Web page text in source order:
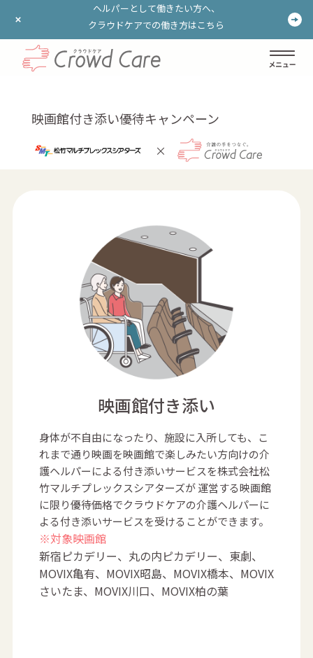
ヘルパーとして働きたい方へ、
クラウドケアでの働き方はこちら
ヘルパーとして働きたい方へ、
クラウドケアでの働き方はこちら
映画館付き添い優待キャンペーン
×
映画館付き添い
身体が不自由になったり、施設に入所しても、こ
れまで通り映画を映画館で楽しみたい方向けの介
護ヘルパーによる付き添いサービスを株式会社松
竹マルチプレックスシアターズが 運営する映画館
に限り優待価格でクラウドケアの介護ヘルパーに
よる付き添いサービスを受けることができます。
※対象映画館
新宿ピカデリー、丸の内ピカデリー、東劇、
MOVIX亀有、MOVIX昭島、MOVIX橋本、MOVIX
さいたま、MOVIX川口、MOVIX柏の葉